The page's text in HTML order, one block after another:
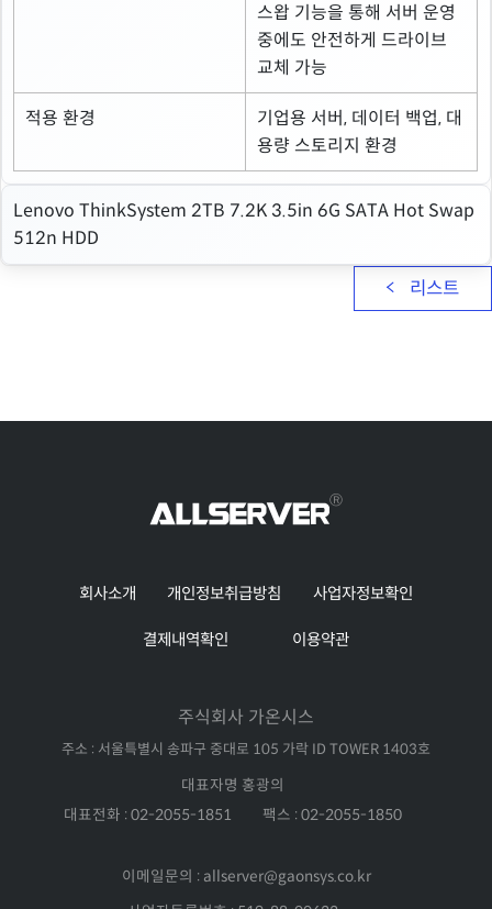
스왑 기능을 통해 서버 운영
중에도 안전하게 드라이브
교체 가능
적용 환경
기업용 서버, 데이터 백업, 대
용량 스토리지 환경
Lenovo ThinkSystem 2TB 7.2K 3.5in 6G SATA Hot Swap
512n HDD
리스트
회사소개 개인정보취급방침 사업자정보확인
결제내역확인 이용약관
주식회사 가온시스
주소 : 서울특별시 송파구 중대로 105 가락 ID TOWER 1403호
대표자명 홍광의
대표전화 : 02-2055-1851
팩스 : 02-2055-1850
이메일문의 : allserver@gaonsys.co.kr